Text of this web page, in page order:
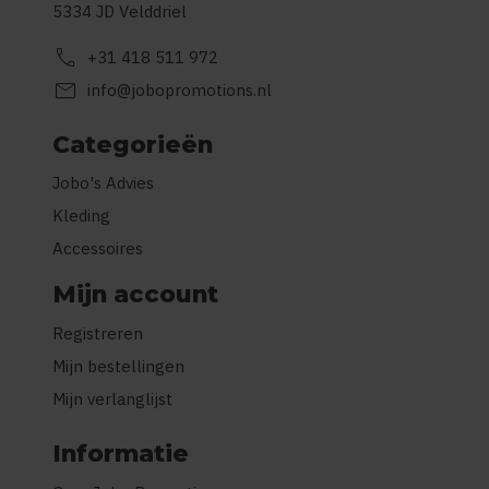
5334 JD Velddriel
call +31 418 511 972
mail info@jobopromotions.nl
Categorieën
Jobo's Advies
Kleding
Accessoires
Mijn account
Registreren
Mijn bestellingen
Mijn verlanglijst
Informatie